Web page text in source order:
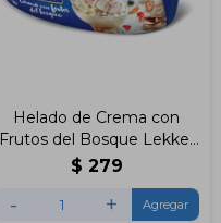
Helado de Crema con
Frutos del Bosque Lekker
900ml
$ 279
- +